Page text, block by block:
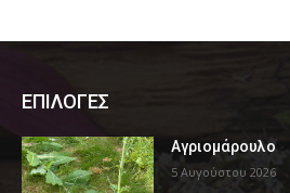
ΕΠΙΛΟΓΕΣ
Αγριομάρουλο
5 Αυγούστου 2026